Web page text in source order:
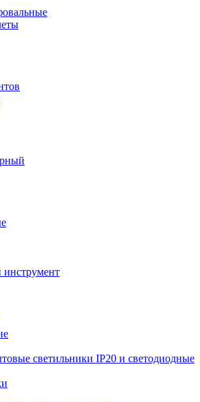
инструмент
светильники IP20 и светодиодные